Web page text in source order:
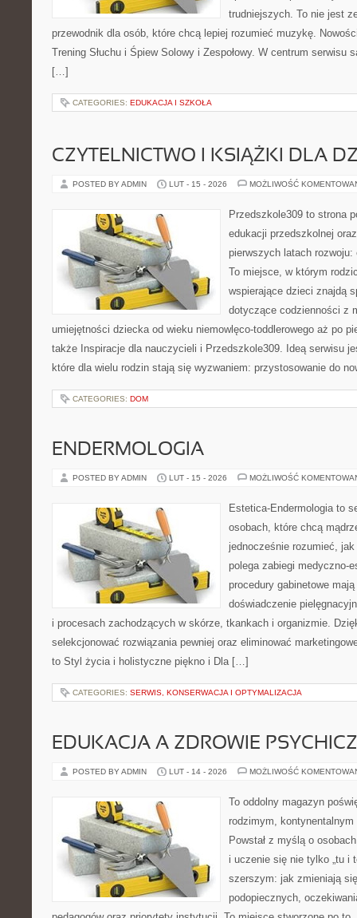
trudniejszych. To nie jest
przewodnik dla osób, które chcą lepiej rozumieć muzykę.
Trening Słuchu i Śpiew Solowy i Zespołowy. W centrum serwisu
[…]
CATEGORIES: EDUKACJA I SZKOŁA
CZYTELNICTWO I KSIĄŻKI DLA
POSTED BY ADMIN LUT - 15 - 2026 MOŻLIWOŚĆ
Przedszkole309 to strona
edukacji przedszkolnej
pierwszych latach
To miejsce, w którym
wspierające dzieci znajdą
dotyczące codzienności z
umiejętności dziecka od wieku niemowlęco-toddlerowego aż po
także Inspiracje dla nauczycieli i Przedszkole309. Ideą serwisu
które dla wielu rodzin stają się wyzwaniem: przystosowanie do
CATEGORIES: DOM
ENDERMOLOGIA
POSTED BY ADMIN LUT - 15 - 2026 MOŻLIWOŚĆ
Estetica-Endermologia to
osobach, które chcą
jednocześnie rozumieć,
polega zabiegi medyczno-
procedury gabinetowe
doświadczenie
i procesach zachodzących w skórze, tkankach i organizmie.
selekcjonować rozwiązania pewniej oraz eliminować
to Styl życia i holistyczne piękno i Dla […]
CATEGORIES: SERWIS, KONSERWACJA I OPTYMALIZACJA
EDUKACJA A ZDROWIE
POSTED BY ADMIN LUT - 14 - 2026 MOŻLIWOŚĆ
To oddolny magazyn
rodzimym,
Powstał z myślą o
i uczenie się nie tylko „tu i
szerszym: jak zmieniają
podopiecznych,